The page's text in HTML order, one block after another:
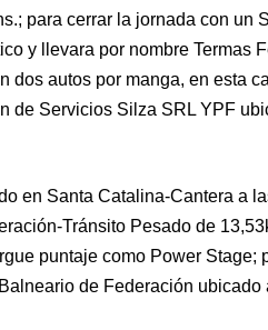
para cerrar la jornada con un
y llevara por nombre Termas
dos autos por manga, en esta
de Servicios Silza SRL YPF
en Santa Catalina-Cantera a
Tránsito Pesado de
puntaje como Power Stage;
de Federación ubicado